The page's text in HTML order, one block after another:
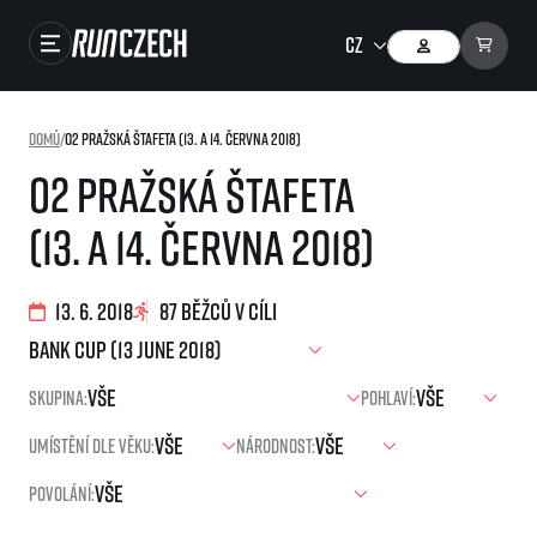
Foto & Video
RunCzech Store
Running Mall
Běžecké série
O běžecké lize
Jak to funguje
projekt SuperHalfs
O2 Pražská štafeta
(13. a 14. června 2018)
Domů/O2 Pražská štafeta (13. a 14. června 2018)
13. 6. 2018 87 běžců v cíli
Skupina:
Pohlaví:
Umístění dle věku:
Národnost:
Povolání: